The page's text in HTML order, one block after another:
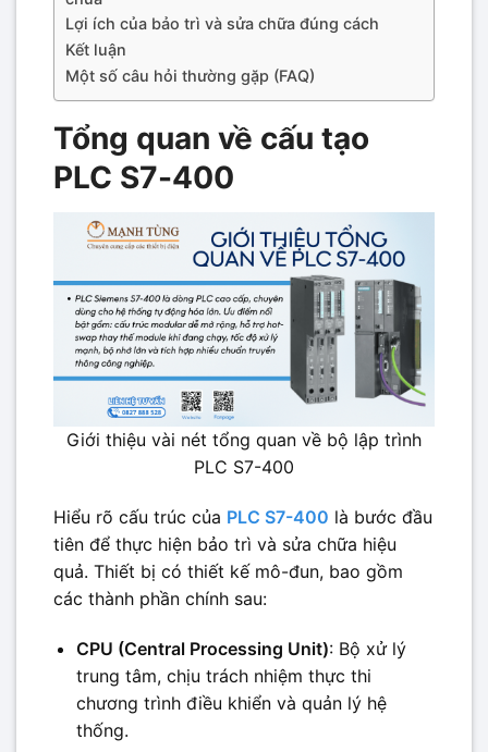
Lợi ích của bảo trì và sửa chữa đúng cách
Kết luận
Một số câu hỏi thường gặp (FAQ)
Tổng quan về cấu tạo
PLC S7-400
Giới thiệu vài nét tổng quan về bộ lập trình
PLC S7-400
Hiểu rõ cấu trúc của PLC S7-400 là bước đầu
tiên để thực hiện bảo trì và sửa chữa hiệu
quả. Thiết bị có thiết kế mô-đun, bao gồm
các thành phần chính sau:
CPU (Central Processing Unit): Bộ xử lý
trung tâm, chịu trách nhiệm thực thi
chương trình điều khiển và quản lý hệ
thống.